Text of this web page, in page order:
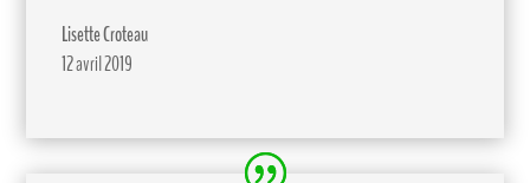
Lisette Croteau
12 avril 2019